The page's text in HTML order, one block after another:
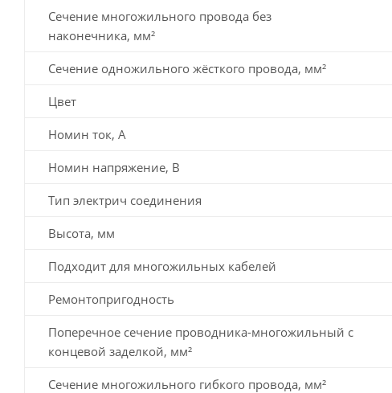
Сечение многожильного провода без
наконечника, мм²
Сечение одножильного жёсткого провода, мм²
Цвет
Номин ток, А
Номин напряжение, В
Тип электрич соединения
Высота, мм
Подходит для многожильных кабелей
Ремонтопригодность
Поперечное сечение проводника-многожильный с
концевой заделкой, мм²
Сечение многожильного гибкого провода, мм²